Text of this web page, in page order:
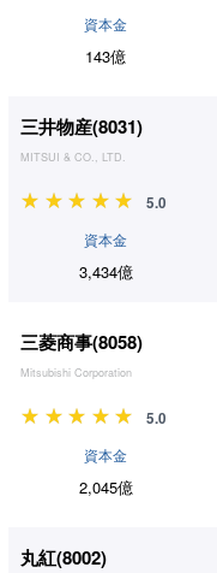
資本金
143億
三井物産(8031)
MITSUI & CO., LTD.
5.0
資本金
3,434億
三菱商事(8058)
Mitsubishi Corporation
5.0
資本金
2,045億
丸紅(8002)